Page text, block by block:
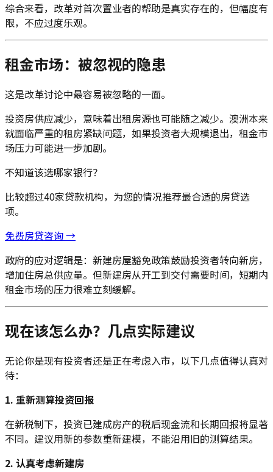
综合来看，改革对首次置业者的帮助是真实存在的，但幅度有
限，不应过度乐观。
租金市场：被忽视的隐患
这是改革讨论中最容易被忽略的一面。
投资房供应减少，意味着出租房源也可能随之减少。澳洲本来
就面临严重的租房紧缺问题，如果投资者大规模退出，租金市
场压力可能进一步加剧。
不知道该选哪家银行？
比较超过40家贷款机构，为您的情况推荐最合适的房贷选
项。
免费房贷咨询 →
政府的应对逻辑是：新建房屋豁免政策鼓励投资者转向新房，
增加住房总供应量。但新建房从开工到交付需要时间，短期内
租金市场的压力很难立刻缓解。
现在该怎么办？几点实际建议
无论你是现有投资者还是正在考虑入市，以下几点值得认真对
待：
1. 重新测算投资回报
在新税制下，投资已建成房产的税后现金流和长期回报将显著
不同。建议用新的参数重新建模，不能沿用旧的测算结果。
2. 认真考虑新建房